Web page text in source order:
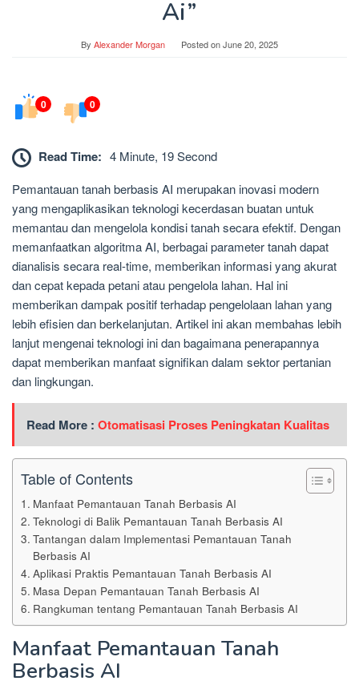
Ai”
By Alexander Morgan Posted onJune 20, 2025
0 0
Read Time: 4 Minute, 19 Second
Pemantauan tanah berbasis AI merupakan inovasi modern
yang mengaplikasikan teknologi kecerdasan buatan untuk
memantau dan mengelola kondisi tanah secara efektif. Dengan
memanfaatkan algoritma AI, berbagai parameter tanah dapat
dianalisis secara real-time, memberikan informasi yang akurat
dan cepat kepada petani atau pengelola lahan. Hal ini
memberikan dampak positif terhadap pengelolaan lahan yang
lebih efisien dan berkelanjutan. Artikel ini akan membahas lebih
lanjut mengenai teknologi ini dan bagaimana penerapannya
dapat memberikan manfaat signifikan dalam sektor pertanian
dan lingkungan.
Read More : Otomatisasi Proses Peningkatan Kualitas
Table of Contents
Manfaat Pemantauan Tanah Berbasis AI
Teknologi di Balik Pemantauan Tanah Berbasis AI
Tantangan dalam Implementasi Pemantauan Tanah
Berbasis AI
Aplikasi Praktis Pemantauan Tanah Berbasis AI
Masa Depan Pemantauan Tanah Berbasis AI
Rangkuman tentang Pemantauan Tanah Berbasis AI
Manfaat Pemantauan Tanah
Berbasis AI